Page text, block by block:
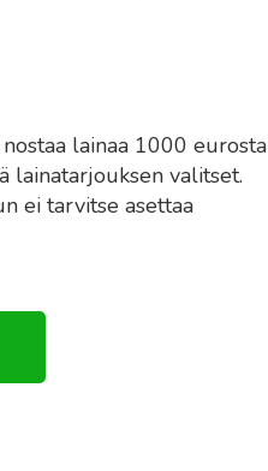
lainaa 1000 eurosta
lainatarjouksen valitset.
ei tarvitse asettaa